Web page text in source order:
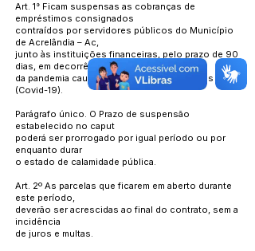
Art. 1° Ficam suspensas as cobranças de
empréstimos consignados
contraídos por servidores públicos do Município
de Acrelândia – Ac,
junto às instituições financeiras, pelo prazo de 90
dias, em decorrência
da pandemia causada pelo Novo Coronavírus
(Covid-19).
Parágrafo único. O Prazo de suspensão
estabelecido no caput
poderá ser prorrogado por igual período ou por
enquanto durar
o estado de calamidade pública.
Art. 2º As parcelas que ficarem em aberto durante
este período,
deverão ser acrescidas ao final do contrato, sem a
incidência
de juros e multas.